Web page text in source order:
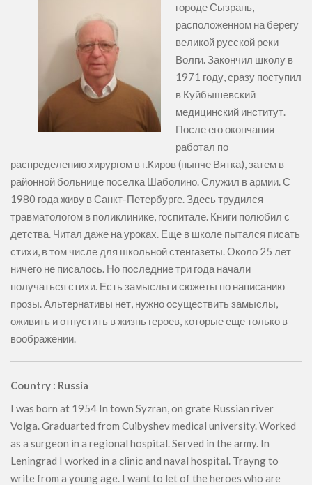
городе Сызрань,
расположенном на берегу
великой русской реки
Волги. Закончил школу в
1971 году, сразу поступил
в Куйбышевский
медицинский институт.
После его окончания
работал по
распределению хирургом в г.Киров (нынче Вятка), затем в
районной больнице поселка Шаболино. Служил в армии. С
1980 года живу в Санкт-Петербурге. Здесь трудился
травматологом в поликлинике, госпитале. Книги полюбил с
детства. Читал даже на уроках. Еще в школе пытался писать
стихи, в том числе для школьной стенгазеты. Около 25 лет
ничего не писалось. Но последние три года начали
получаться стихи. Есть замыслы и сюжеты по написанию
прозы. Альтернативы нет, нужно осуществить замыслы,
оживить и отпустить в жизнь героев, которые еще только в
воображении.
Country : Russia
I was born at 1954 In town Syzran, on grate Russian river
Volga. Graduarted from Cuibyshev medical university. Worked
as a surgeon in a regional hospital. Served in the army. In
Leningrad I worked in a clinic and naval hospital. Trayng to
write from a young age. I want to let of the heroes who are